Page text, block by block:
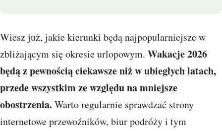
Wiesz już, jakie kierunki będą najpopularniejsze w
zbliżającym się okresie urlopowym. Wakacje 2026
będą z pewnością ciekawsze niż w ubiegłych latach,
przede wszystkim ze względu na mniejsze
obostrzenia. Warto regularnie sprawdzać strony
internetowe przewoźników, biur podróży i tym